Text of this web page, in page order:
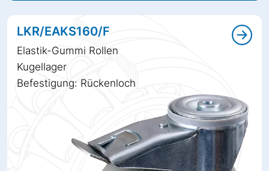
LKR/EAKS160/F
Elastik-Gummi Rollen
Kugellager
Befestigung: Rückenloch